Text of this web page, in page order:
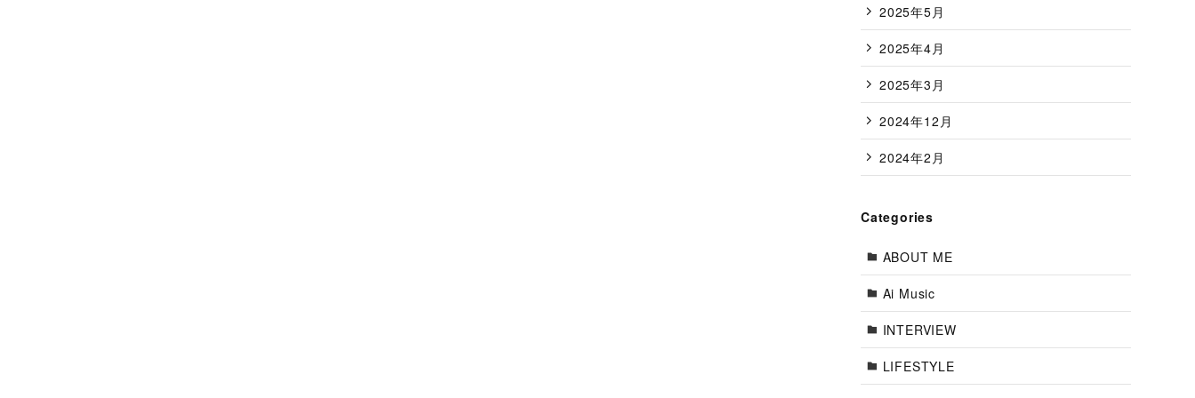
2025年5月
2025年4月
2025年3月
2024年12月
2024年2月
Categories
ABOUT ME
Ai Music
INTERVIEW
LIFESTYLE